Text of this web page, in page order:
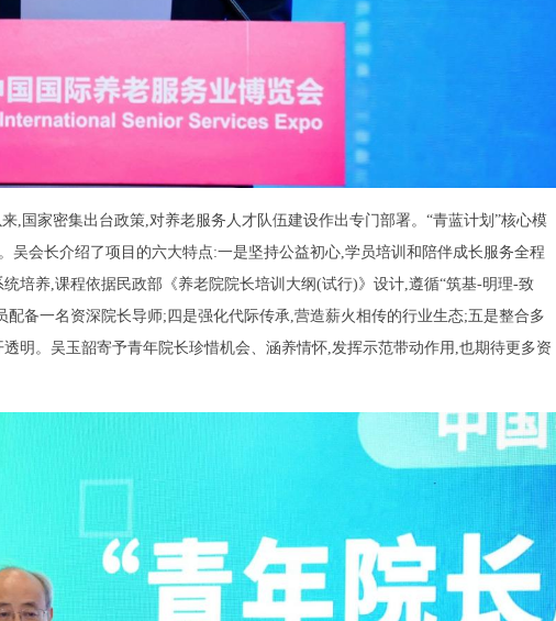
,国家密集出台政策,对养老服务人才队伍建设作出专门部署。“青蓝计划”核心模
吴会长介绍了项目的六大特点:一是坚持公益初心,学员培训和陪伴成长服务全程
培养,课程依据民政部《养老院院长培训大纲(试行)》设计,遵循“筑基-明理-致
配备一名资深院长导师;四是强化代际传承,营造薪火相传的行业生态;五是整合多
明。吴玉韶寄予青年院长珍惜机会、涵养情怀,发挥示范带动作用,也期待更多资